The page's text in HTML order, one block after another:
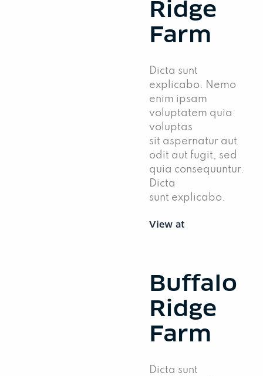
Ridge
Farm
Dicta sunt
explicabo. Nemo
enim ipsam
voluptatem quia
voluptas
sit aspernatur aut
odit aut fugit, sed
quia consequuntur.
Dicta
sunt explicabo.
View at
Buffalo
Ridge
Farm
Dicta sunt